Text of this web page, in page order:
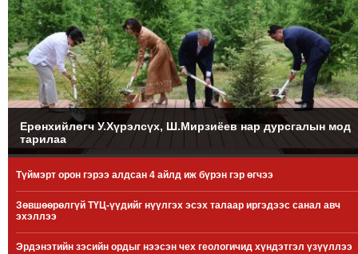
МЭНД
СПОРТ
БОЛОВСРОЛ
ENTERTAINMENT
ДЭЛХИЙН
БИЗНЕС
МЭДЭЭ
НИЙСЛЭЛ
ТАНИН
МЭДЭХҮЙ
ТЕХНОЛОГИ
Ерөнхийлөгч У.Хүрэлсүх, Ш.Мирзиёев нар дурсгалын мод
тарилаа
Түймэрт орон гэрээ алдсан 4 айлд иж бүрэн гэр өгчээ
Зөвшөөрөлгүй ТҮЦ-үүдийг нүүлгэх эсэх талаар иргэдээс санал авч
эхэллээ
Эрдэнэтийн зэсийн ордыг нээсэн чех геологичид хүндэтгэл үзүүллээ